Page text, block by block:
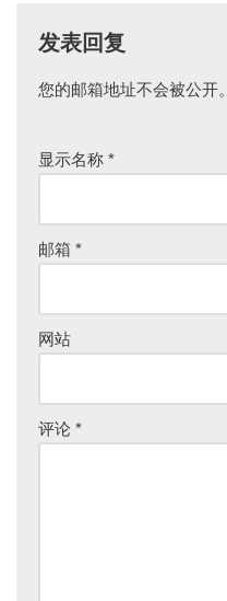
发表回复
您的邮箱地址不会被公开。
显示名称 *
邮箱 *
网站
评论 *